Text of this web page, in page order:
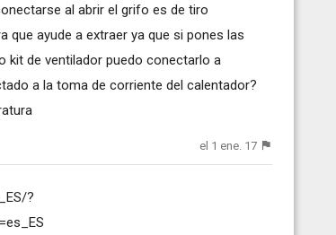
al abrir el grifo es de tiro
que ayude a extraer ya que si pones las
kit de ventilador puedo conectarlo a
a la toma de corriente del calentador?
el 1 ene. 17
?